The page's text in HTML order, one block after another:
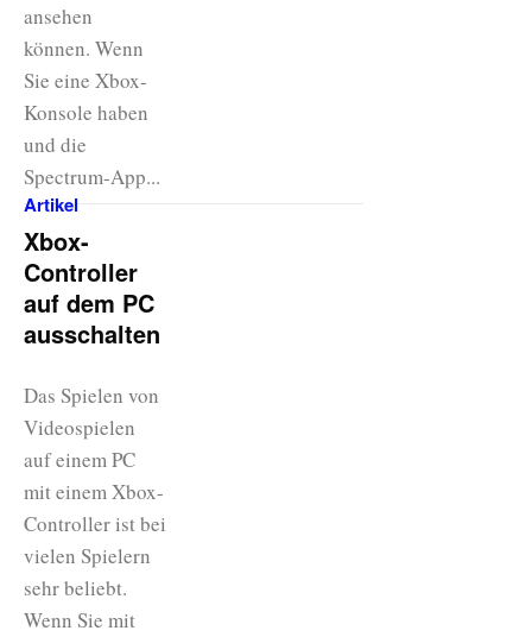
ansehen
können. Wenn
Sie eine Xbox-
Konsole haben
und die
Spectrum-App...
Artikel
Xbox-
Controller
auf dem PC
ausschalten
Das Spielen von
Videospielen
auf einem PC
mit einem Xbox-
Controller ist bei
vielen Spielern
sehr beliebt.
Wenn Sie mit